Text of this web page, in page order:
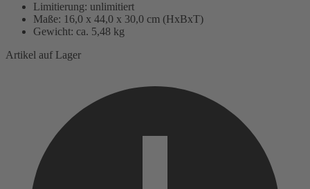
Limitierung: unlimitiert
Maße: 16,0 x 44,0 x 30,0 cm (HxBxT)
Gewicht: ca. 5,48 kg
Artikel auf Lager